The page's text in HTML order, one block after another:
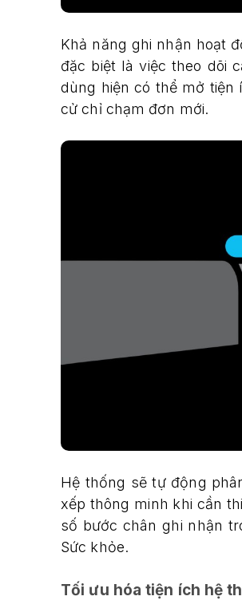
Khả năng ghi nhận hoạt
đặc biệt là việc theo dõi
dùng hiện có thể mở tiện
cử chỉ chạm đơn mới.
Hệ thống sẽ tự động
xếp thông minh khi cần
số bước chân ghi nhận
Sức khỏe.
Tối ưu hóa tiện ích hệ